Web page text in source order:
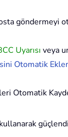
göndermeyi
Uyarısı veya
Otomatik
Otomatik